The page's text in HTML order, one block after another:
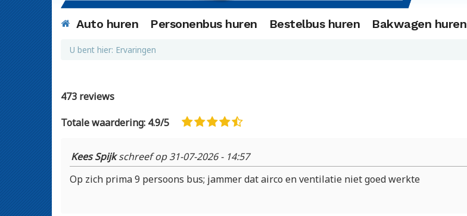
Auto huren Personenbus huren Bestelbus huren Bakwagen huren
U bent hier: Ervaringen
473 reviews
Totale waardering: 4.9/5
Kees Spijkschreef op 31-07-2026 - 14:57
Op zich prima 9 persoons bus; jammer dat airco en ventilatie niet goed werkte